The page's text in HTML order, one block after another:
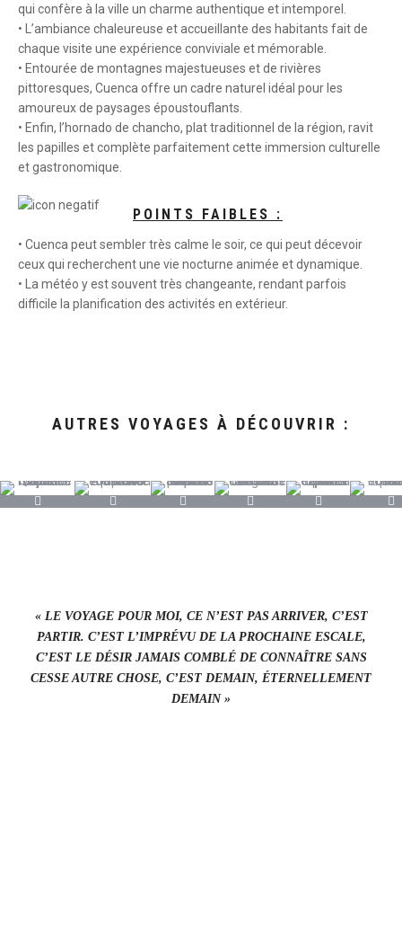
qui confère à la ville un charme authentique et intemporel.
• L’ambiance chaleureuse et accueillante des habitants fait de
chaque visite une expérience conviviale et mémorable.
• Entourée de montagnes majestueuses et de rivières
pittoresques, Cuenca offre un cadre naturel idéal pour les
amoureux de paysages époustouflants.
• Enfin, l’hornado de chancho, plat traditionnel de la région, ravit
les papilles et complète parfaitement cette immersion culturelle
et gastronomique.
POINTS FAIBLES :
• Cuenca peut sembler très calme le soir, ce qui peut décevoir
ceux qui recherchent une vie nocturne animée et dynamique.
• La météo y est souvent très changeante, rendant parfois
difficile la planification des activités en extérieur.
AUTRES VOYAGES À DÉCOUVRIR :
« LE VOYAGE POUR MOI, CE N’EST PAS ARRIVER, C’EST
PARTIR. C’EST L’IMPRÉVU DE LA PROCHAINE ESCALE,
C’EST LE DÉSIR JAMAIS COMBLÉ DE CONNAÎTRE SANS
CESSE AUTRE CHOSE, C’EST DEMAIN, ÉTERNELLEMENT
DEMAIN »